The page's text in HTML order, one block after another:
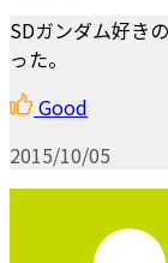
SDガンダム好き
った。
Good
2015/10/05